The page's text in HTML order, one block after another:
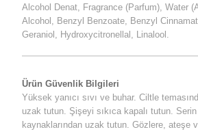
Ürün Güvenlik Bilgileri
Yüksek yanıcı sıvı ve buhar. Ciltle
uzak tutun. Şişeyi sıkıca kapalı tutun.
kaynaklarından uzak tutun. Gözlere, ateşe
Alcohol Denat, Fragrance (Parfum), Water
Alcohol, Benzyl Benzoate, Benzyl
Geraniol, Hydroxycitronellal, Linalool.